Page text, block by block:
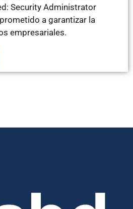
Security Administrator
a garantizar la
empresariales.